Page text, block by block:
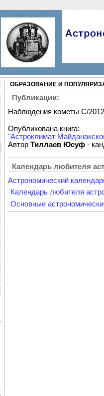
ОБРАЗОВАНИЕ И
Публикации:
Наблюдения кометы C/
Опубликована книга:
"Астроклимат
Автор Тиллаев Юсуф -
Календарь любителя
Астрономический
Календарь любителя
Основные